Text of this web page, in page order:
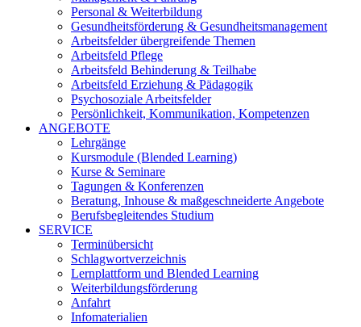
Personal & Weiterbildung
Gesundheitsförderung & Gesundheitsmanagement
Arbeitsfelder übergreifende Themen
Arbeitsfeld Pflege
Arbeitsfeld Behinderung & Teilhabe
Arbeitsfeld Erziehung & Pädagogik
Psychosoziale Arbeitsfelder
Persönlichkeit, Kommunikation, Kompetenzen
ANGEBOTE
Lehrgänge
Kursmodule (Blended Learning)
Kurse & Seminare
Tagungen & Konferenzen
Beratung, Inhouse & maßgeschneiderte Angebote
Berufsbegleitendes Studium
SERVICE
Terminübersicht
Schlagwortverzeichnis
Lernplattform und Blended Learning
Weiterbildungsförderung
Anfahrt
Infomaterialien